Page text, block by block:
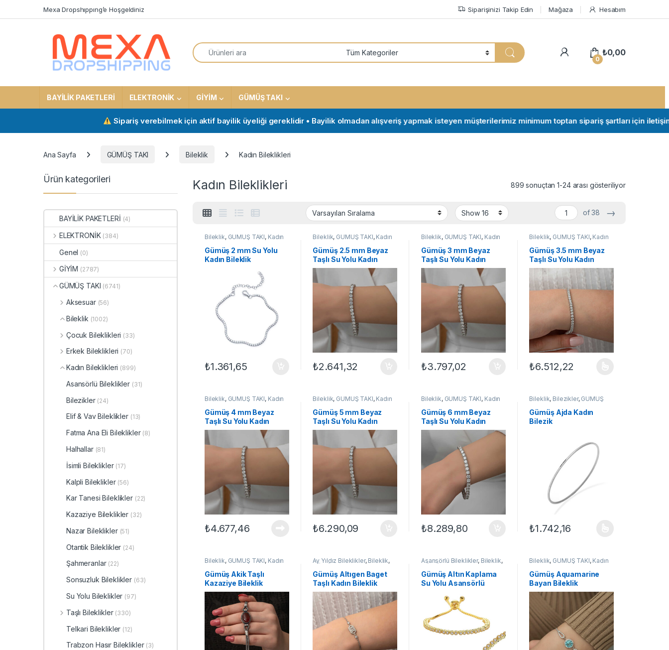
Mexa Dropshıppıng’e Hoşgeldiniz Siparişinizi Takip Edin Mağaza Hesabım
Search for:
My Account
0
₺0,00
BAYİLİK PAKETLERİ ELEKTRONİK GİYİM GÜMÜŞ TAKI
Sipariş verebilmek için aktif bayilik üyeliği gereklidir • Bayilik olmadan alışveriş yapmak isteyen müşterilerimiz minimum toptan sipariş şartları için iletişime
Ana Sayfa GÜMÜŞ TAKI Bileklik Kadın Bileklikleri
Kadın Bileklikleri 899 sonuçtan 1-24 arası gösteriliyor
of 38 →
Bileklik, GÜMÜŞ TAKI, Kadın
Bileklikleri
Su Yolu Bileklikler
Gümüş 2 mm Su Yolu
Kadın Bileklik
₺1.361,65
Bileklik, GÜMÜŞ TAKI, Kadın
Bileklikleri
Su Yolu Bileklikler
Gümüş 2.5 mm Beyaz
Taşlı Su Yolu Kadın
Bileklik
₺2.641,32
Bileklik, GÜMÜŞ TAKI, Kadın
Bileklikleri
Su Yolu Bileklikler
Gümüş 3 mm Beyaz
Taşlı Su Yolu Kadın
Bileklik
₺3.797,02
Bileklik, GÜMÜŞ TAKI, Kadın
Bileklikleri
Su Yolu Bileklikler
Gümüş 3.5 mm Beyaz
Taşlı Su Yolu Kadın
Bileklik
₺6.512,22
Bu ürünün birden fazla varyasyonu var.
Bileklik, GÜMÜŞ TAKI, Kadın
Bileklikleri
Su Yolu Bileklikler
Gümüş 4 mm Beyaz
Taşlı Su Yolu Kadın
Bileklik
₺4.677,46
Bileklik, GÜMÜŞ TAKI, Kadın
Bileklikleri
Su Yolu Bileklikler
Gümüş 5 mm Beyaz
Taşlı Su Yolu Kadın
Bileklik
₺6.290,09
Bileklik, GÜMÜŞ TAKI, Kadın
Bileklikleri
Su Yolu Bileklikler
Gümüş 6 mm Beyaz
Taşlı Su Yolu Kadın
Bileklik
₺8.289,80
Bileklik, Bilezikler, GÜMÜŞ
Kadın Bileklikleri
Gümüş Ajda Kadın
Bilezik
₺1.742,16
Bu ürünün birden fazla varyasyonu var.
Bileklik, GÜMÜŞ TAKI, Kadın
Bileklikler
Gümüş Akik Taşlı
Kazaziye Bileklik
Ay Yıldız Bileklikler, Bileklik,
Bileklikleri, Taşlı Bileklikler
Gümüş Altıgen Baget
Taşlı Kadın Bileklik
Asansörlü Bileklikler, Bileklik,
Bileklikleri
Gümüş Altın Kaplama
Su Yolu Asansörlü
Bileklik, GÜMÜŞ TAKI, Kadın
Zirkon Taşlı Bileklikler
Gümüş Aquamarine
Bayan Bileklik
Ürün kategorileri
BAYİLİK PAKETLERİ (4)
ELEKTRONİK (384)
Genel (0)
GİYİM (2787)
GÜMÜŞ TAKI (6741)
Aksesuar (56)
Bileklik (1002)
Çocuk Bileklikleri (33)
Erkek Bileklikleri (70)
Kadın Bileklikleri (899)
Asansörlü Bileklikler (31)
Bilezikler (24)
Elif & Vav Bileklikler (13)
Fatma Ana Eli Bileklikler (8)
Halhallar (81)
İsimli Bileklikler (17)
Kalpli Bileklikler (56)
Kar Tanesi Bileklikler (22)
Kazaziye Bileklikler (32)
Nazar Bileklikler (51)
Otantik Bileklikler (24)
Şahmeranlar (22)
Sonsuzluk Bileklikler (63)
Su Yolu Bileklikler (97)
Taşlı Bileklikler (330)
Telkari Bileklikler (12)
Trabzon Hasır Bileklikler (3)